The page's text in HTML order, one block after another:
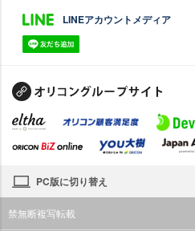
LINEアカウントメディア
PC版に切り替え
禁無断複写転載